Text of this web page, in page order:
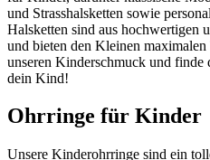
und Strasshalsketten sowie
Halsketten sind aus hochwertigen
und bieten den Kleinen
unseren Kinderschmuck und finde
dein Kind!
Ohrringe für Kinder
Unsere Kinderohrringe sind ein